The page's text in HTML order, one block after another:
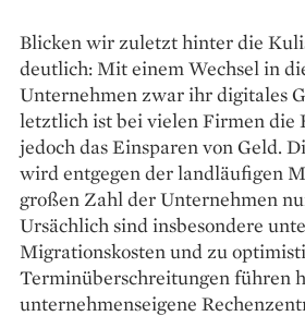
Blicken wir zuletzt hinter die
deutlich: Mit einem Wechsel in
Unternehmen zwar ihr digitales
letztlich ist bei vielen Firmen die
jedoch das Einsparen von Geld.
wird entgegen der landläufigen
großen Zahl der Unternehmen
Ursächlich sind insbesondere
Migrationskosten und zu
Terminüberschreitungen führen
unternehmenseigene